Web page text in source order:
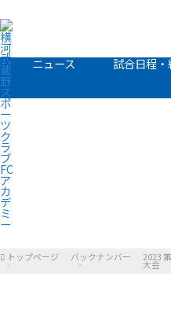
ニュース 試合日程・
トップページ バックナンバー 2023
大会